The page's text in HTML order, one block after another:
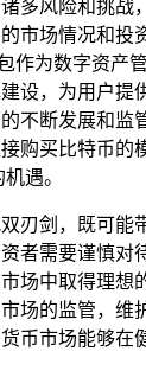
多风险和挑战
市场情况和投
作为数字资产
设，为用户提
不断发展和监
购买比特币的
遇。
刃剑，既可能
者需要谨慎对
场中取得理想
场的监管，维
币市场能够在